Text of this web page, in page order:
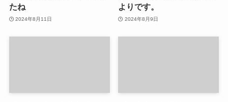
たね
2024年8月11日
よりです。
2024年8月9日